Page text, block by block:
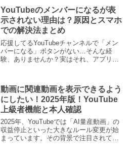
プアップ型リンク”を上手に使えば、視聴
者を次の動...
YouTubeのメンバーになるが表
示されない理由は？原因とスマホ
での解決法まとめ
応援してるYouTubeチャンネルで「メン
バーになる」ボタンがない…そんな経
験、ありませんか？実はそれ、アプリや
をもとに、「ボタンが表示されない理
由」とその対処法...
動画に関連動画を表示できるよう
にしたい！2025年版！YouTube
上級者機能と本人確認
2025年、YouTubeでは「AI量産動画」の
収益停止といった大きなルール変更が始
まっています。その背景で注目されてい